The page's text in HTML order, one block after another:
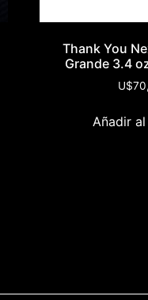
Thank You
Grande 3.4
U$
Añadir